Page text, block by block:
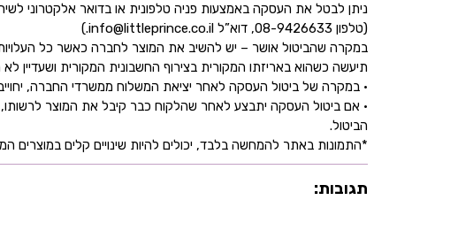
ניתן לבטל את העסקה באמצעות פניה טלפונית או בדואר אלקטרוני
(טלפון 08-9426633, דוא”ל info@littleprince.co.il.)
במקרה שהביטול אושר – יש להשיב את המוצר לחברה כאשר כל
תיעשה כשהוא באריזתו המקורית בצירוף החשבונית המקורית ושעדיין לא חלפו 30 יום מתאריך רכישת
• במקרה של ביטול העסקה לאחר יציאת המשלוח ממשרדי החברה, יחוייב
• אם ביטול העסקה יתבצע לאחר שהלקוח כבר קיבל את המוצר
הביטול.
*התמונות באתר להמחשה בלבד, יכולים להיות שינויים קלים במוצרים
תגובות: